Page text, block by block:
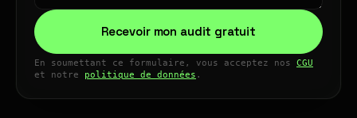
Recevoir mon audit gratuit
En soumettant ce formulaire, vous acceptez nos CGU
et notre politique de données .